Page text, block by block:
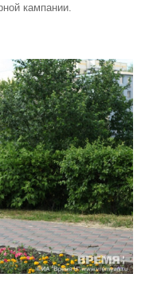
кампании.